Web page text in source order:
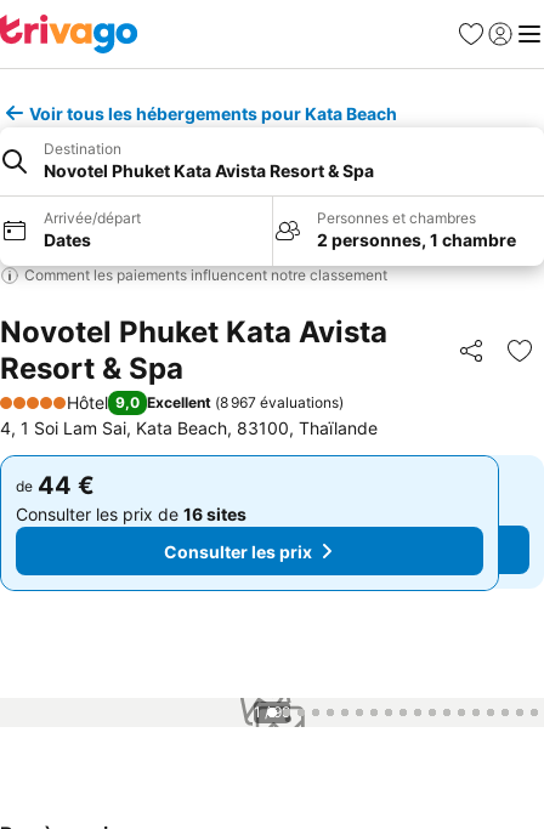
Favoris
Se
Voir tous les hébergements pour Kata Beach
Destination
Novotel Phuket Kata Avista Resort & Spa
Arrivée/départ
Dates
Personnes et chambres
2 personnes, 1 chambre
Comment les paiements influencent notre classement
Novotel Phuket Kata Avista
Resort & Spa
Partager
5 Étoiles
Hôtel 9,0 Excellent (8 967 évaluations)
4, 1 Soi Lam Sai, Kata Beach, 83100, Thaïlande
de 44 €
Consulter les prix de 16 sites
Consulter les prix
de 44 €
Consulter les prix de 16 sites
Consulter les prix
1 / 99